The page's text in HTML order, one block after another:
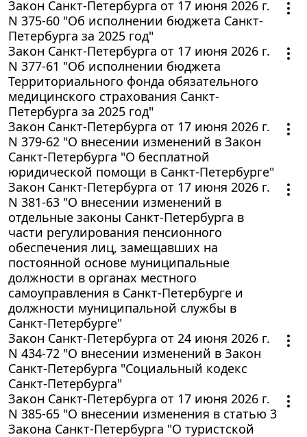
Закон Санкт-Петербурга от 17 июня 2026 г.
N 375-60 "Об исполнении бюджета Санкт-
Петербурга за 2025 год"
Закон Санкт-Петербурга от 17 июня 2026 г.
N 377-61 "Об исполнении бюджета
Территориального фонда обязательного
медицинского страхования Санкт-
Петербурга за 2025 год"
Закон Санкт-Петербурга от 17 июня 2026 г.
N 379-62 "О внесении изменений в Закон
Санкт-Петербурга "О бесплатной
юридической помощи в Санкт-Петербурге"
Закон Санкт-Петербурга от 17 июня 2026 г.
N 381-63 "О внесении изменений в
отдельные законы Санкт-Петербурга в
части регулирования пенсионного
обеспечения лиц, замещавших на
постоянной основе муниципальные
должности в органах местного
самоуправления в Санкт-Петербурге и
должности муниципальной службы в
Санкт-Петербурге"
Закон Санкт-Петербурга от 24 июня 2026 г.
N 434-72 "О внесении изменений в Закон
Санкт-Петербурга "Социальный кодекс
Санкт-Петербурга"
Закон Санкт-Петербурга от 17 июня 2026 г.
N 385-65 "О внесении изменения в статью 3
Закона Санкт-Петербурга "О туристской